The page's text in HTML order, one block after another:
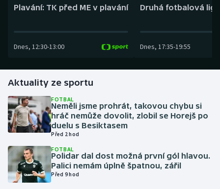
Golf
Gymnastika
Házená
Jezdectví
Judo
Plavání: TK před ME v plavání
Dnes, 12:30-13:00
Druhá fotbalová
Dnes, 17:35-19:55
Aktuality ze sportu
FOTBAL
Neměli jsme prohrát, takovou chybu si
hráč nemůže dovolit, zlobil se Horejš po
duelu s Besiktasem
Před 2 hod
FOTBAL
Polidar dal dost možná první gól hlavou.
Palici nemám úplně špatnou, zářil
Před 9 hod